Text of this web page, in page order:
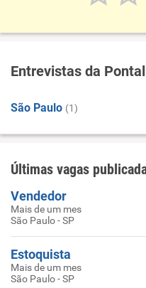
Entrevistas da
São Paulo (1)
Últimas vagas
Vendedor
Mais de um mes
São Paulo - SP
Estoquista
Mais de um mes
São Paulo - SP